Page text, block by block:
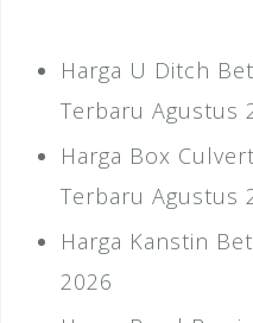
Harga U Ditch
Terbaru Agustus
Harga Box
Terbaru Agustus
Harga Kanstin
2026